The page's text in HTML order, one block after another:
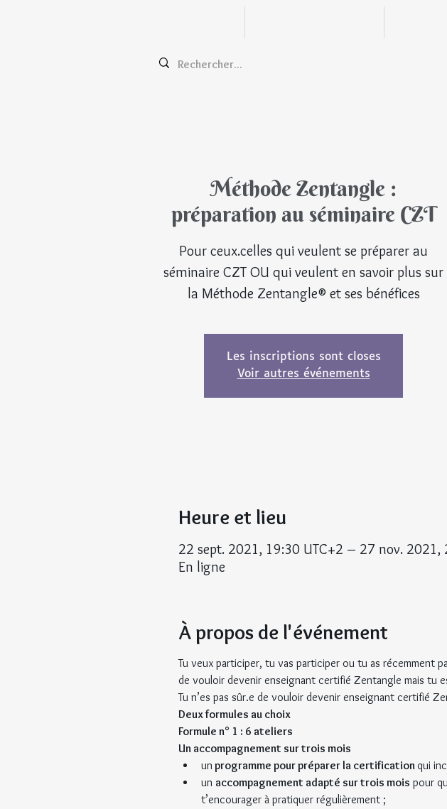
Méthode Zentangle :
préparation au séminaire CZT
Pour ceux.celles qui veulent se préparer au
séminaire CZT OU qui veulent en savoir plus sur
la Méthode Zentangle® et ses bénéfices
Les inscriptions sont closes
Voir autres événements
Heure et lieu
22 sept. 2021, 19:30 UTC+2 – 27 nov. 2021,
En ligne
À propos de l'événement
Tu veux participer, tu vas participer ou tu as récemment
de vouloir devenir enseignant certifié Zentangle mais tu
Tu n’es pas sûr.e de vouloir devenir enseignant certifié
Deux formules au choix
Formule n° 1 : 6 ateliers
Un accompagnement sur trois mois
un programme pour préparer la certification qui
un accompagnement adapté sur trois mois pour
t’encourager à pratiquer régulièrement ;